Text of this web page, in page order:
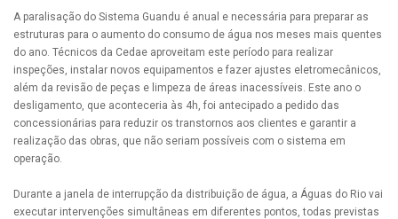
A paralisação do Sistema Guandu é anual e necessária para preparar as
estruturas para o aumento do consumo de água nos meses mais quentes
do ano. Técnicos da Cedae aproveitam este período para realizar
inspeções, instalar novos equipamentos e fazer ajustes eletromecânicos,
além da revisão de peças e limpeza de áreas inacessíveis. Este ano o
desligamento, que aconteceria às 4h, foi antecipado a pedido das
concessionárias para reduzir os transtornos aos clientes e garantir a
realização das obras, que não seriam possíveis com o sistema em
operação.
Durante a janela de interrupção da distribuição de água, a Águas do Rio vai
executar intervenções simultâneas em diferentes pontos, todas previstas